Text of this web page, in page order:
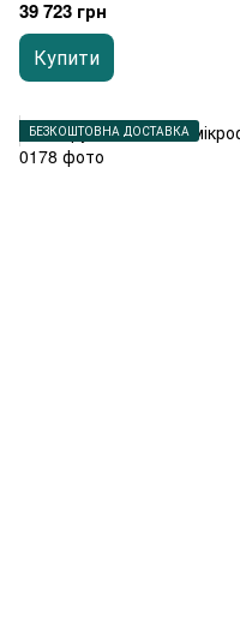
39 723 грн
Купити
БЕЗКОШТОВНА ДОСТАВКА